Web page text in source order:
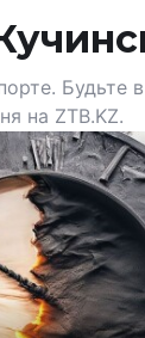
на ZTB.KZ.